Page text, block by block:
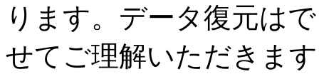
ります。データ復元は
せてご理解いただきま